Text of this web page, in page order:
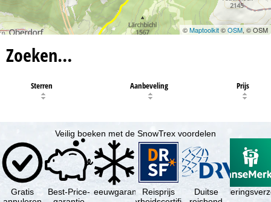
©Maptoolkit©OSM, © OSM
Zoeken…
Sterren Aanbeveling Prijs
Veilig boeken met de SnowTrex voordelen
Gratis
Best-Price-SneeuwgarantieReisprijs
Duitse